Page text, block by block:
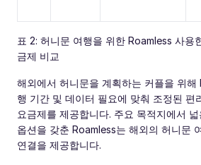
표 2: 허니문 여행을 위한 Roamless 사용
금제 비교
해외에서 허니문을 계획하는 커플을 위해
행 기간 및 데이터 필요에 맞춰 조정된 편
요금제를 제공합니다. 주요 목적지에서
옵션을 갖춘 Roamless는 해외의 허니문
연결을 제공합니다.